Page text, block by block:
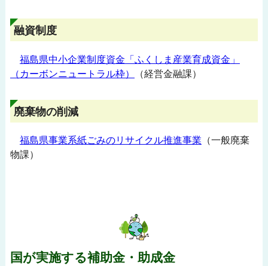
融資制度
福島県中小企業制度資金「ふくしま産業育成資金」
（カーボンニュートラル枠）
（経営金融課）
廃棄物の削減
福島県事業系紙ごみのリサイクル推進事業 （一般廃棄
物課）
国が実施する補助金・助成金